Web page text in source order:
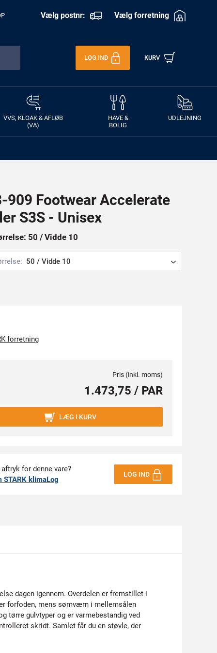
Vælg postnr: Vælg forretning
LOG IND KURV
VVS, KLOAK & AFLØB
(VA)
HAVE &
BOLIG
UDLEJNING
909 Footwear Accelerate
S3S - Unisex
50 / Vidde 10
50 / Vidde 10
forretning
Pris (inkl. moms)
1.473,75 / PAR
LÆG I KURV
aftryk for denne vare?
STARK klimaLog
LOG IND
dagen igennem. Overdelen er fremstillet i
forfoden, mens sømværn i mellemsålen
tørre gulvtyper og er varmebestandig ved
skridt. Samlet får du en støvle, der